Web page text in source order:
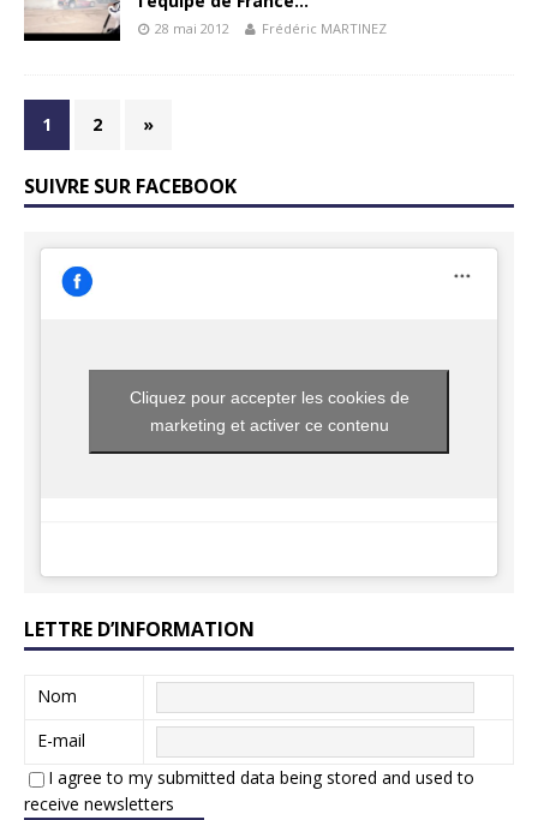
28 mai 2012 Frédéric MARTINEZ
1 2 »
SUIVRE SUR FACEBOOK
Cliquez pour accepter les cookies de
marketing et activer ce contenu
LETTRE D’INFORMATION
Nom
E-mail
I agree to my submitted data being stored and used to
receive newsletters